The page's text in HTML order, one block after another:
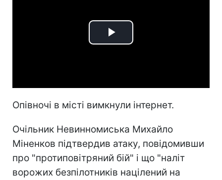
Play
Опівночі в місті вимкнули інтернет.
Очільник Невинномиська Михайло
Міненков підтвердив атаку, повідомивши
про "протиповітряний бій" і що "наліт
ворожих безпілотників націлений на